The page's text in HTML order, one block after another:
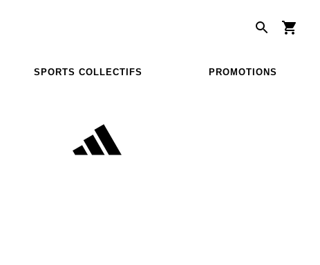
SPORTS COLLECTIFS PROMOTIONS